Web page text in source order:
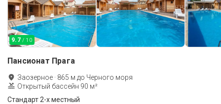
9.7 / 10
Пансионат Прага
Заозерное · 865 м до Черного моря
Открытый бассейн 90 м²
Стандарт 2-х местный